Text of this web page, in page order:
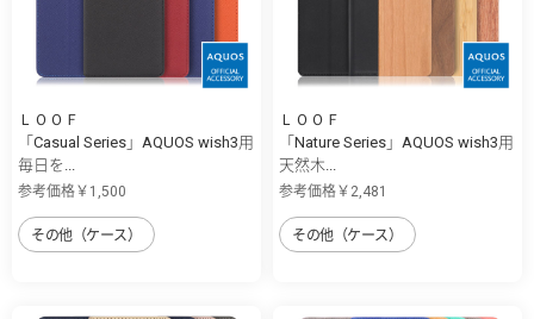
ＬＯＯＦ
「Casual Series」AQUOS wish3用
毎日を...
参考価格￥1,500
その他（ケース）
ＬＯＯＦ
「Nature Series」AQUOS wish3用
天然木...
参考価格￥2,481
その他（ケース）